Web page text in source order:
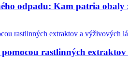
odpadu: Kam patria obaly
pomocou rastlinných